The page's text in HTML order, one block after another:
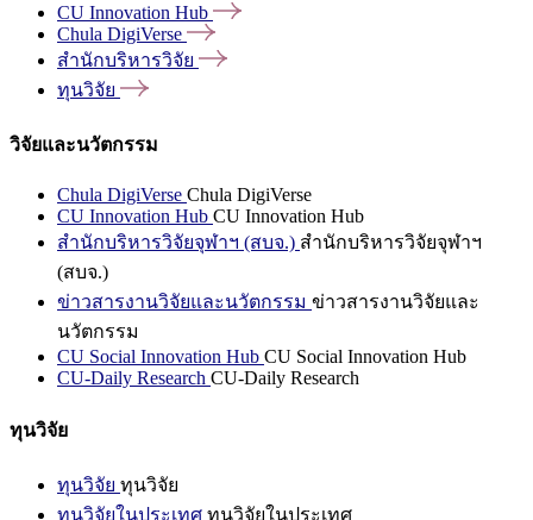
CU Innovation Hub
Chula DigiVerse
สำนักบริหารวิจัย
ทุนวิจัย
วิจัยและนวัตกรรม
Chula DigiVerse Chula DigiVerse
CU Innovation Hub CU Innovation Hub
สำนักบริหารวิจัยจุฬาฯ (สบจ.) สำนักบริหารวิจัยจุฬาฯ
(สบจ.)
ข่าวสารงานวิจัยและนวัตกรรม ข่าวสารงานวิจัยและ
นวัตกรรม
CU Social Innovation Hub CU Social Innovation Hub
CU-Daily Research CU-Daily Research
ทุนวิจัย
ทุนวิจัย ทุนวิจัย
ทุนวิจัยในประเทศ ทุนวิจัยในประเทศ